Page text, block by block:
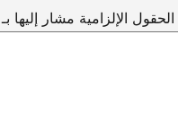
الحقول الإلزامية مشار إليها بـ